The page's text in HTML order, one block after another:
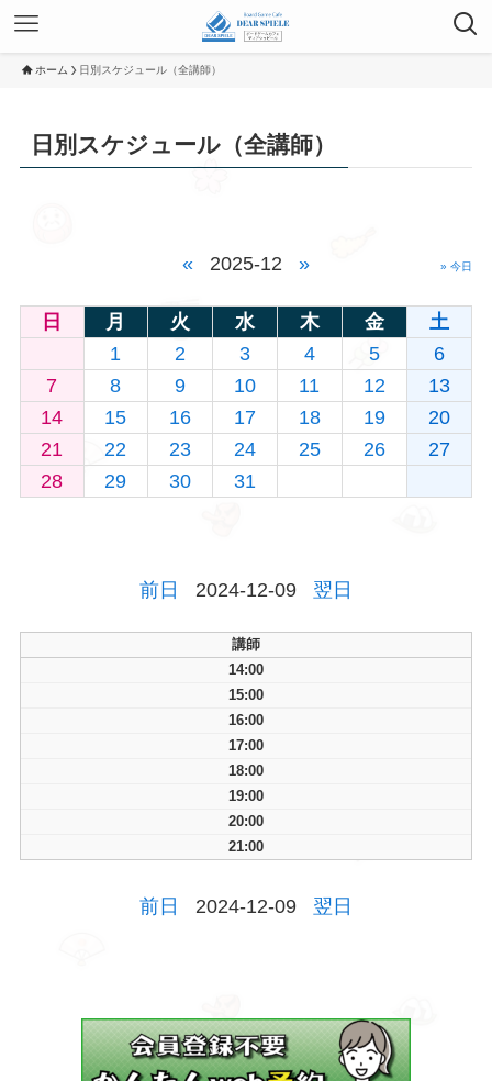
ホーム 日別スケジュール（全講師）
日別スケジュール（全講師）
« 2025-12 » » 今日
日 月 火 水 木 金
土
1
2 3 4 5
6
7
8 9 10 11 12
13
14
15 16 17 18 19
20
21
22 23 24 25 26
27
28
29 30 31
前日 2024-12-09 翌日
講師
14:00
15:00
16:00
17:00
18:00
19:00
20:00
21:00
前日 2024-12-09 翌日